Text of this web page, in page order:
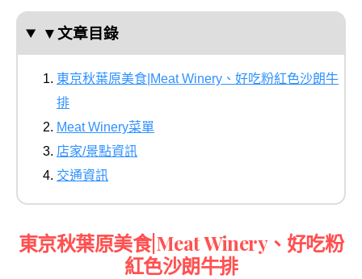
▼文章目錄
東京秋葉原美食|Meat Winery、好吃粉紅色沙朗牛
排
Meat Winery菜單
店家/景點資訊
交通資訊
東京秋葉原美食|Meat Winery、好吃粉
紅色沙朗牛排